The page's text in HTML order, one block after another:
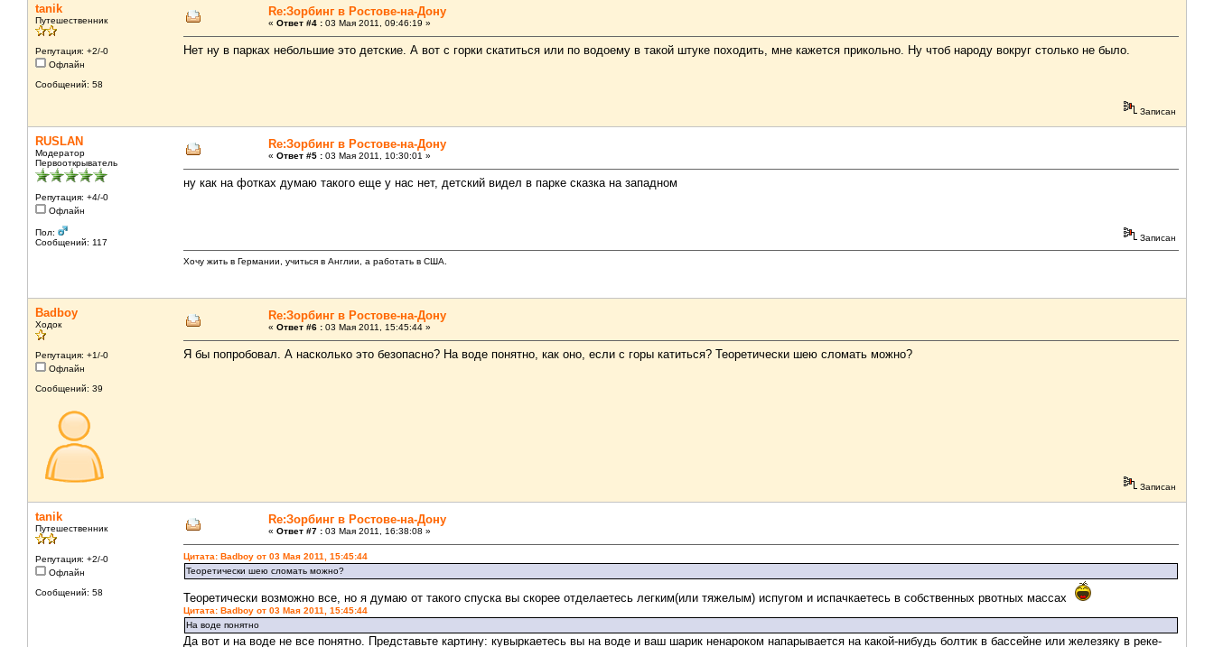
tanik
Путешественник
Репутация: +2/-0
Офлайн
Сообщений: 58
Re:Зорбинг в Ростове-на-Дону
« Ответ #4 : 03 Мая 2011, 09:46:19 »
Нет ну в парках небольшие это детские. А вот с горки скатиться или по водоему в такой штуке походить, мне кажется прикольно. Ну чтоб народу вокруг столько не было.
Записан
RUSLAN
Модератор
Первооткрыватель
Репутация: +4/-0
Офлайн
Пол:
Сообщений: 117
Re:Зорбинг в Ростове-на-Дону
« Ответ #5 : 03 Мая 2011, 10:30:01 »
ну как на фотках думаю такого еще у нас нет, детский видел в парке сказка на западном
Записан
Хочу жить в Германии, учиться в Англии, а работать в США.
Badboy
Ходок
Репутация: +1/-0
Офлайн
Сообщений: 39
Re:Зорбинг в Ростове-на-Дону
« Ответ #6 : 03 Мая 2011, 15:45:44 »
Я бы попробовал. А насколько это безопасно? На воде понятно, как оно, если с горы катиться? Теоретически шею сломать можно?
Записан
tanik
Путешественник
Репутация: +2/-0
Офлайн
Сообщений: 58
Re:Зорбинг в Ростове-на-Дону
« Ответ #7 : 03 Мая 2011, 16:38:08 »
Цитата: Badboy от 03 Мая 2011, 15:45:44
Теоретически шею сломать можно?
Теоретически возможно все, но я думаю от такого спуска вы скорее отделаетесь легким(или тяжелым) испугом и испачкаетесь в собственных рвотных массах
Цитата: Badboy от 03 Мая 2011, 15:45:44
На воде понятно
Да вот и на воде не все понятно. Представьте картину: кувыркаетесь вы на воде и ваш шарик ненароком напарывается на какой-нибудь болтик в бассейне или железяку в реке-